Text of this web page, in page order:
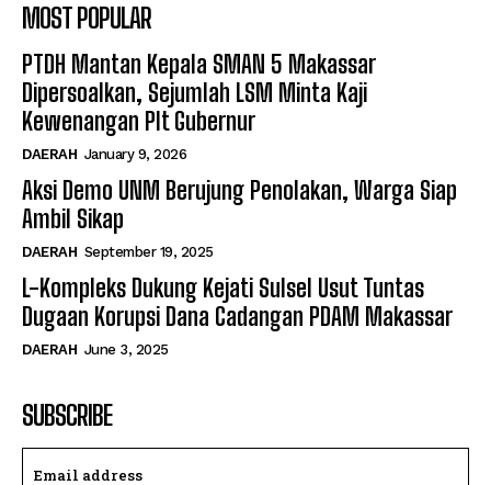
MOST POPULAR
PTDH Mantan Kepala SMAN 5 Makassar
Dipersoalkan, Sejumlah LSM Minta Kaji
Kewenangan Plt Gubernur
DAERAH January 9, 2026
Aksi Demo UNM Berujung Penolakan, Warga Siap
Ambil Sikap
DAERAH September 19, 2025
L-Kompleks Dukung Kejati Sulsel Usut Tuntas
Dugaan Korupsi Dana Cadangan PDAM Makassar
DAERAH June 3, 2025
SUBSCRIBE